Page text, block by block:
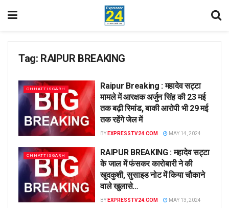
Tag: RAIPUR BREAKING
CHHATTISGARH
Raipur Breaking : महादेव सट्टा
मामले में आरक्षक अर्जुन सिंह की 23 मई
तक बढ़ी रिमांड, बाकी आरोपी भी 29 मई
तक रहेंगे जेल में
BY EXPRESSTV24.COM MAY 14, 2024
CHHATTISGARH
RAIPUR BREAKING : महादेव सट्टा
के जाल में फंसकर कारोबारी ने की
खुदकुशी, सुसाइड नोट में किया चौकाने
वाले खुलासे…
BY EXPRESSTV24.COM MAY 13, 2024